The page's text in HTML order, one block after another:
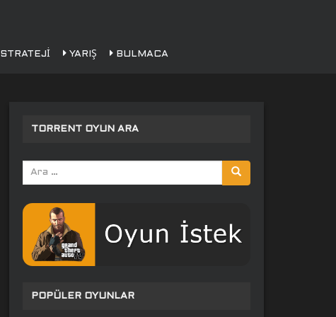
STRATEJI YARIŞ BULMACA
TORRENT OYUN ARA
Arama
yap:
POPÜLER OYUNLAR